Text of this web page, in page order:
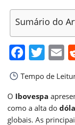
Sumário do
Tempo de
O Ibovespa
como a alta do
globais. As